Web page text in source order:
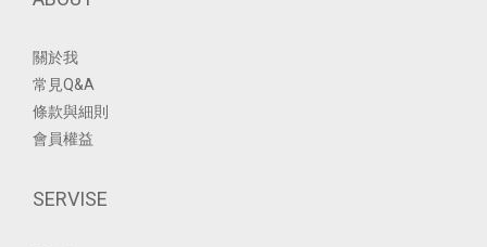
關於我
常見Q&A
條款與細則
會員權益
SERVISE